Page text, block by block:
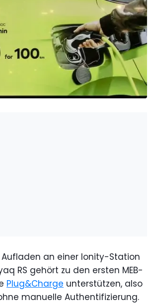
an einer Ionity-Station
RS gehört zu den ersten MEB-
Plug&Charge unterstützen, also
manuelle Authentifizierung.